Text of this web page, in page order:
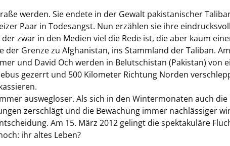
werden. Sie endete in der Gewalt pakistanischer
Paar in Todesangst. Nun erzählen sie ihre
zwar in den Medien viel die Rede ist, die aber kaum
Grenze zu Afghanistan, ins Stammland der Taliban. Am
und David Och werden in Belutschistan (Pakistan) von
gezerrt und 500 Kilometer Richtung Norden
auswegloser. Als sich in den Wintermonaten auch
zerschlägt und die Bewachung immer nachlässiger
Am 15. März 2012 gelingt die spektakuläre
ihr altes Leben?